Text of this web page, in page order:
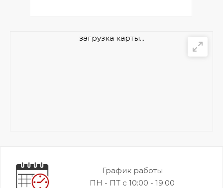
загрузка карты...
График работы
ПН - ПТ с 10:00 - 19:00